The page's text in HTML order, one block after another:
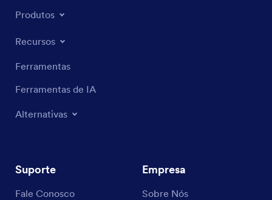
Produtos
Recursos
Ferramentas
Ferramentas de IA
Alternativas
Suporte
Fale Conosco
Empresa
Sobre Nós